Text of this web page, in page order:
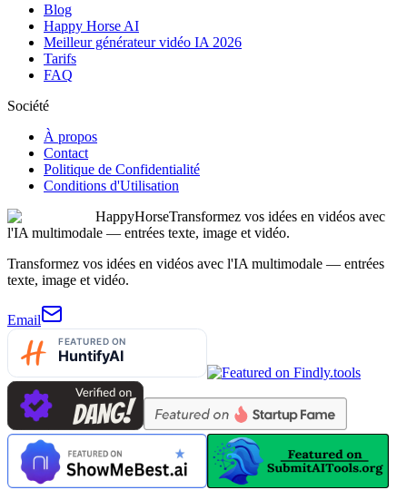
Blog
Happy Horse AI
Meilleur générateur vidéo IA 2026
Tarifs
FAQ
Société
À propos
Contact
Politique de Confidentialité
Conditions d'Utilisation
HappyHorseTransformez vos idées en vidéos avec
l'IA multimodale — entrées texte, image et vidéo.
Transformez vos idées en vidéos avec l'IA multimodale — entrées
texte, image et vidéo.
Email